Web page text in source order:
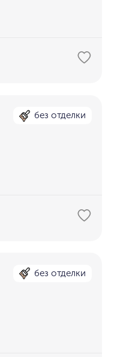
без отделки
без отделки